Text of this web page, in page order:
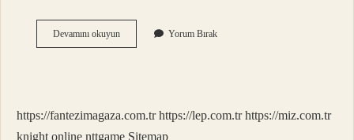
Devamını okuyunDöküm
Kek
Mı
Yorum Bırak
https://fantezimagaza.com.tr https://lep.com.tr https://miz.com.tr
knight online nttgame Sitemap